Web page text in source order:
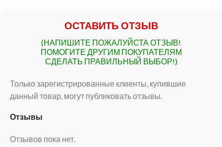
ОСТАВИТЬ ОТЗЫВ
(НАПИШИТЕ ПОЖАЛУЙСТА ОТЗЫВ!
ПОМОГИТЕ ДРУГИМ ПОКУПАТЕЛЯМ
СДЕЛАТЬ ПРАВИЛЬНЫЙ ВЫБОР!)
Отзывы
Отзывов пока нет.
Только зарегистрированные клиенты, купившие
данный товар, могут публиковать отзывы.